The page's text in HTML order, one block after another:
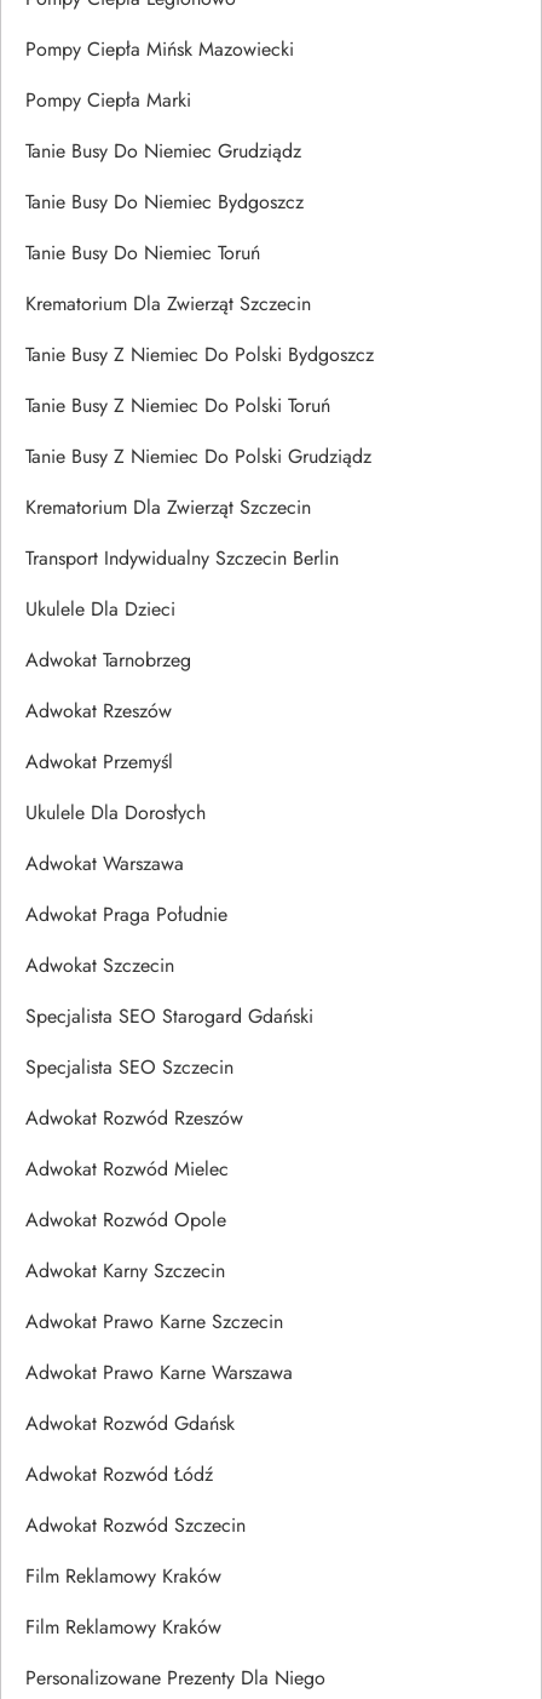
Pompy Ciepła Mińsk Mazowiecki
Pompy Ciepła Marki
Tanie Busy Do Niemiec Grudziądz
Tanie Busy Do Niemiec Bydgoszcz
Tanie Busy Do Niemiec Toruń
Krematorium Dla Zwierząt Szczecin
Tanie Busy Z Niemiec Do Polski Bydgoszcz
Tanie Busy Z Niemiec Do Polski Toruń
Tanie Busy Z Niemiec Do Polski Grudziądz
Krematorium Dla Zwierząt Szczecin
Transport Indywidualny Szczecin Berlin
Ukulele Dla Dzieci
Adwokat Tarnobrzeg
Adwokat Rzeszów
Adwokat Przemyśl
Ukulele Dla Dorosłych
Adwokat Warszawa
Adwokat Praga Południe
Adwokat Szczecin
Specjalista SEO Starogard Gdański
Specjalista SEO Szczecin
Adwokat Rozwód Rzeszów
Adwokat Rozwód Mielec
Adwokat Rozwód Opole
Adwokat Karny Szczecin
Adwokat Prawo Karne Szczecin
Adwokat Prawo Karne Warszawa
Adwokat Rozwód Gdańsk
Adwokat Rozwód Łódź
Adwokat Rozwód Szczecin
Film Reklamowy Kraków
Film Reklamowy Kraków
Personalizowane Prezenty Dla Niego